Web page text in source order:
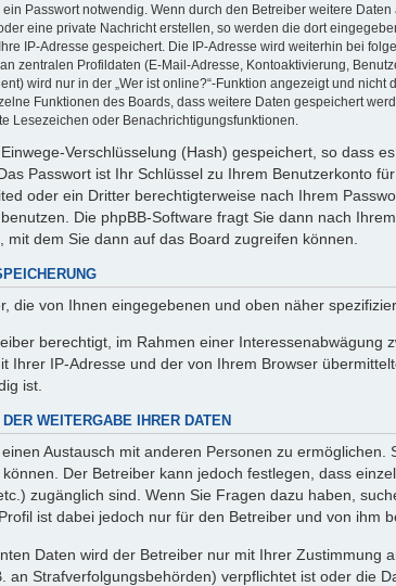
Passwort notwendig. Wenn durch den Betreiber weitere
eine private Nachricht erstellen, so werden die dort
IP-Adresse gespeichert. Die IP-Adresse wird weiterhin bei
zentralen Profildaten (E-Mail-Adresse, Kontoaktivierung,
wird nur in der „Wer ist online?“-Funktion angezeigt und nicht
Funktionen des Boards, dass weitere Daten gespeichert
Lesezeichen oder Benachrichtigungsfunktionen.
Verschlüsselung (Hash) gespeichert, so dass
Passwort ist Ihr Schlüssel zu Ihrem Benutzerkonto
oder ein Dritter berechtigterweise nach Ihrem
Die phpBB-Software fragt Sie dann nach
mit dem Sie dann auf das Board zugreifen können.
die von Ihnen eingegebenen und oben näher
berechtigt, im Rahmen einer
Ihrer IP-Adresse und der von Ihrem Browser
ist.
WEITERGABE IHRER DATEN
Austausch mit anderen Personen zu
Der Betreiber kann jedoch festlegen, dass
zugänglich sind. Wenn Sie Fragen dazu haben,
ist dabei jedoch nur für den Betreiber und von ihm
Daten wird der Betreiber nur mit Ihrer
an Strafverfolgungsbehörden) verpflichtet ist oder die